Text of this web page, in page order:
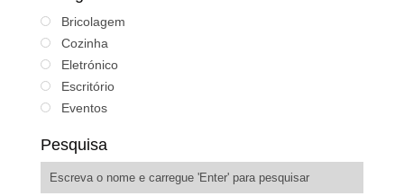
Bricolagem
Cozinha
Eletrónico
Escritório
Eventos
Pesquisa